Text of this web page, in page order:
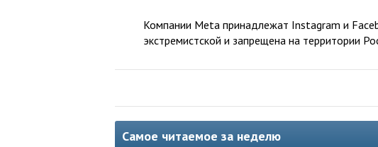
Компании Meta принадлежат Instagram и
экстремистской и запрещена на территории
Самое читаемое за неделю